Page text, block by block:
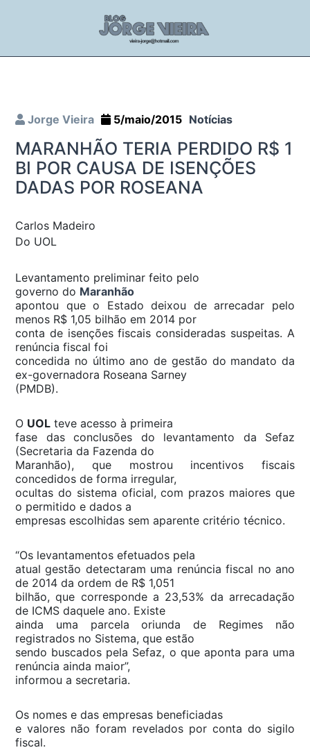
Jorge Vieira 5/maio/2015 Notícias
MARANHÃO TERIA PERDIDO R$ 1
BI POR CAUSA DE ISENÇÕES
DADAS POR ROSEANA
Carlos Madeiro
Do UOL
Levantamento preliminar feito pelo
governo do Maranhão
apontou que o Estado deixou de arrecadar pelo
menos R$ 1,05 bilhão em 2014 por
conta de isenções fiscais consideradas suspeitas. A
renúncia fiscal foi
concedida no último ano de gestão do mandato da
ex-governadora Roseana Sarney
(PMDB).
O UOL teve acesso à primeira
fase das conclusões do levantamento da Sefaz
(Secretaria da Fazenda do
Maranhão), que mostrou incentivos fiscais
concedidos de forma irregular,
ocultas do sistema oficial, com prazos maiores que
o permitido e dados a
empresas escolhidas sem aparente critério técnico.
“Os levantamentos efetuados pela
atual gestão detectaram uma renúncia fiscal no ano
de 2014 da ordem de R$ 1,051
bilhão, que corresponde a 23,53% da arrecadação
de ICMS daquele ano. Existe
ainda uma parcela oriunda de Regimes não
registrados no Sistema, que estão
sendo buscados pela Sefaz, o que aponta para uma
renúncia ainda maior”,
informou a secretaria.
Os nomes e das empresas beneficiadas
e valores não foram revelados por conta do sigilo
fiscal.